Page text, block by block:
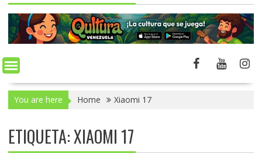
You are here Home Xiaomi 17
ETIQUETA:XIAOMI 17